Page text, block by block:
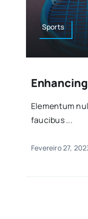
Sports
Elementum
faucibus ...
Fevereiro 27,